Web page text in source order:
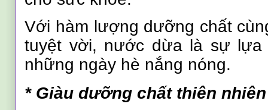
Với hàm lượng dưỡng chất
tuyệt vời, nước dừa là sự lựa
những ngày hè nắng nóng.
* Giàu dưỡng chất thiên nhiên